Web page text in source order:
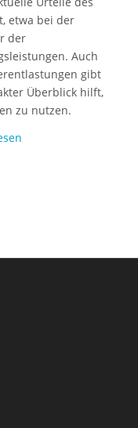
etwa bei der
der
Auch
gibt
Überblick hilft,
zu nutzen.